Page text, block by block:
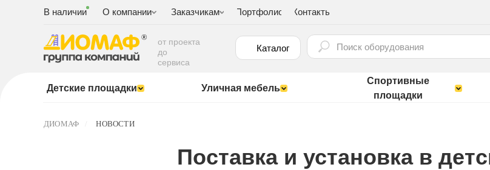
О компании
В наличии Заказчикам Портфолио Контакты
от проекта
до
сервиса
Каталог
Детские площадки Уличная мебель
Спортивные
площадки
ДИОМАФ НОВОСТИ
Поставка и установка в